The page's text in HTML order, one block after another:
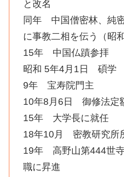
と改名
同年 中国僧密林、純
に事教二相を伝う（昭
15年 中国仏蹟参拝
昭和 5年4月1日 碩学
9年 宝寿院門主
10年8月6日 御修法定
15年 大学長に就任
18年10月 密教研究所
19年 高野山第444世
職に昇進